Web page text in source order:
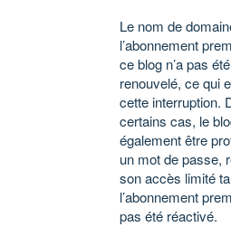
Le nom de
l’abonnement
ce blog n’a pas été
renouvelé, ce qui
cette interruption.
certains cas, le
également être
un mot de passe,
son accès limité
l’abonnement
pas été réactivé.